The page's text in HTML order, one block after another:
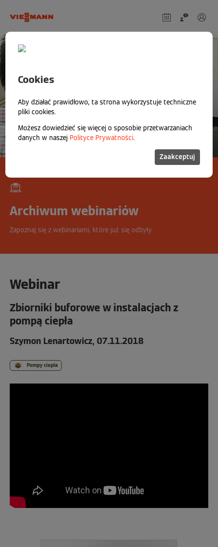
Cookies
Aby działać prawidłowo, ta strona wykorzystuje techniczne
pliki cookies.
Możesz dowiedzieć się więcej o sposobie przetwarzaniach
danych w naszej Polityce Prywatności.
Zaakceptuj
Archiwum webinariów
Zapoznaj się z webinariami, które już się odbyły.
Webinar
Zbiorniki buforowe w instalacjach z
pompą ciepła
Szymon Lenartowicz, 07.11.2018
Pompy ciepła